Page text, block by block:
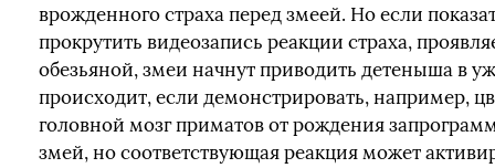
врожденного страха перед змеей. Но если
прокрутить видеозапись реакции страха,
обезьяной, змеи начнут приводить детеныша в
происходит, если демонстрировать, например,
головной мозг приматов от рождения
змей, но соответствующая реакция может